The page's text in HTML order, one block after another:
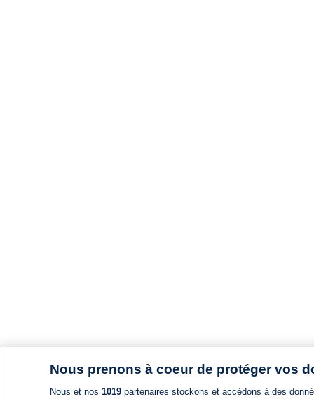
Nous prenons à coeur de protéger vos
Nous et nos 1019partenaires stockons et accédons à des